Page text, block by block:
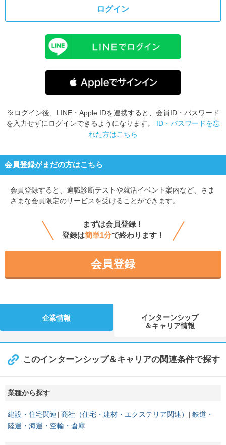
ログイン
※ログイン後、LINE・Apple IDを連携すると、会員ID・パスワード
を入力せずにログインできるようになります。 ID・パスワードを忘
れた方はこちら
会員登録がまだの方はこちら
会員登録すると、 適職診断テストや就活イベント案内など、さま
ざまな会員限定のサービスを受けることができます。
まずは会員登録！
登録は簡単1分で終わります！
会員登録
企業情報
インターンシップ
＆キャリア情報
このインターンシップ＆キャリアの関連条件で探す
業種から探す
建設・住宅関連 商社（住宅・建材・エクステリア関連）
鉄道・
陸運・海運・空輸・倉庫